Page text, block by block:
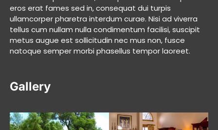
eros erat fames sed in, consequat dui turpis
ullamcorper pharetra interdum curae. Nisi ad viverra
tellus cum nullam nulla condimentum facilisi, suscipit
metus augue est sollicitudin nec mus non, fusce
natoque semper morbi phasellus tempor laoreet.
Gallery